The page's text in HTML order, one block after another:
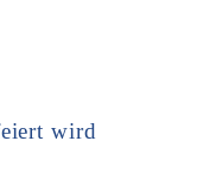
wird